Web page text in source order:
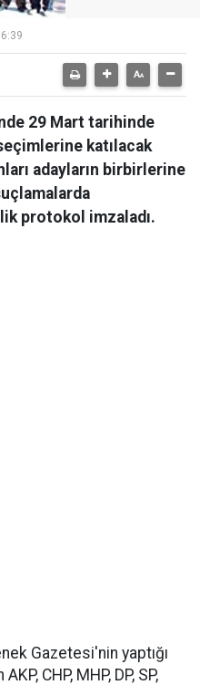
29 Mart tarihinde
katılacak
adayların birbirlerine
protokol imzaladı.
Gazetesi'nin yaptığı
CHP, MHP, DP, SP,